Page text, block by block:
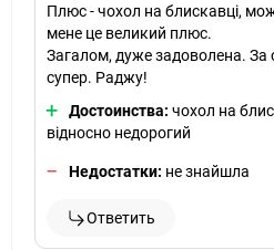
Плюс - чохол на блискавці,
мене це великий плюс.
Загалом, дуже задоволена. За
супер. Раджу!
Достоинства: чохол на
відносно недорогий
Недостатки: не знайшла
Ответить